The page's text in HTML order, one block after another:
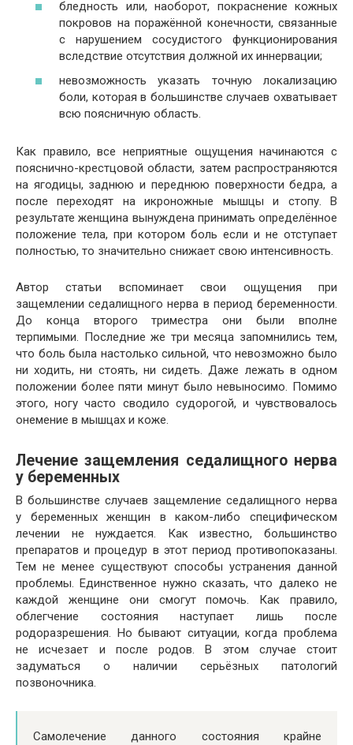
бледность или, наоборот, покраснение кожных
покровов на поражённой конечности, связанные
с нарушением сосудистого функционирования
вследствие отсутствия должной их иннервации;
невозможность указать точную локализацию
боли, которая в большинстве случаев охватывает
всю поясничную область.
Как правило, все неприятные ощущения начинаются с
пояснично-крестцовой области, затем распространяются
на ягодицы, заднюю и переднюю поверхности бедра, а
после переходят на икроножные мышцы и стопу. В
результате женщина вынуждена принимать определённое
положение тела, при котором боль если и не отступает
полностью, то значительно снижает свою интенсивность.
Автор статьи вспоминает свои ощущения при
защемлении седалищного нерва в период беременности.
До конца второго триместра они были вполне
терпимыми. Последние же три месяца запомнились тем,
что боль была настолько сильной, что невозможно было
ни ходить, ни стоять, ни сидеть. Даже лежать в одном
положении более пяти минут было невыносимо. Помимо
этого, ногу часто сводило судорогой, и чувствовалось
онемение в мышцах и коже.
Лечение защемления седалищного нерва
у беременных
В большинстве случаев защемление седалищного нерва
у беременных женщин в каком-либо специфическом
лечении не нуждается. Как известно, большинство
препаратов и процедур в этот период противопоказаны.
Тем не менее существуют способы устранения данной
проблемы. Единственное нужно сказать, что далеко не
каждой женщине они смогут помочь. Как правило,
облегчение состояния наступает лишь после
родоразрешения. Но бывают ситуации, когда проблема
не исчезает и после родов. В этом случае стоит
задуматься о наличии серьёзных патологий
позвоночника.
Самолечение данного состояния крайне